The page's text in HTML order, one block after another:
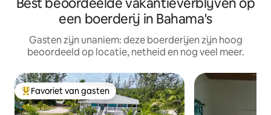
een boerderij in Bahama's
Gasten zijn unaniem: deze boerderijen zijn hoog
beoordeeld op locatie, netheid en nog veel meer.
Topfavoriet van gasten
Favoriet van gasten